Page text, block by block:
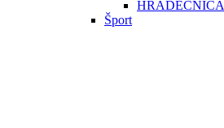
HRADEČNICA
Šport